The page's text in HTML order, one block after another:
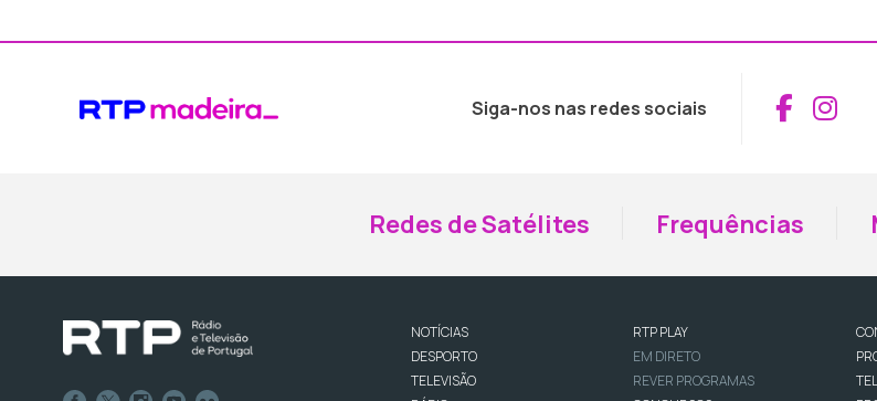
Siga-nos nas redes sociais
Redes de Satélites Frequências
NOTÍCIAS
DESPORTO
TELEVISÃO
RTP PLAY
EM DIRETO
REVER PROGRAMAS